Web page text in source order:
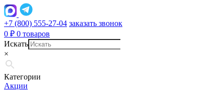
+7 (800) 555-27-04 заказать звонок
0 ₽ 0 товаров
Искать
×
Категории
Акции